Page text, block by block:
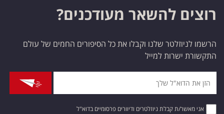
רוצים להשאר מעודכנים?
הרשמו לניוזלטר שלנו וקבלו את כל הסיפורים החמים של עולם
התקשורת ישרות למייל
אני מאשר/ת קבלת ניוזלטרים ודיוורים פרסומיים בדוא"ל